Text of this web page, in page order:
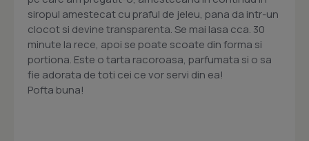
siropul amestecat cu praful de jeleu, pana da intr-un
clocot si devine transparenta. Se mai lasa cca. 30
minute la rece, apoi se poate scoate din forma si
portiona. Este o tarta racoroasa, parfumata si o sa
fie adorata de toti cei ce vor servi din ea!
Pofta buna!